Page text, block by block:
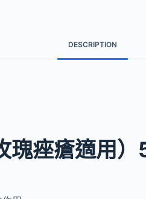
(玫
瑰
DESCRIPTION
瑰痤瘡適用